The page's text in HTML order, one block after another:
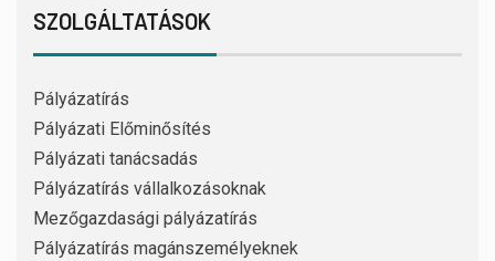
SZOLGÁLTATÁSOK
Pályázatírás
Pályázati Előminősítés
Pályázati tanácsadás
Pályázatírás vállalkozásoknak
Mezőgazdasági pályázatírás
Pályázatírás magánszemélyeknek